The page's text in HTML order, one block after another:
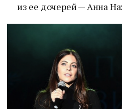
из ее дочерей — Анна